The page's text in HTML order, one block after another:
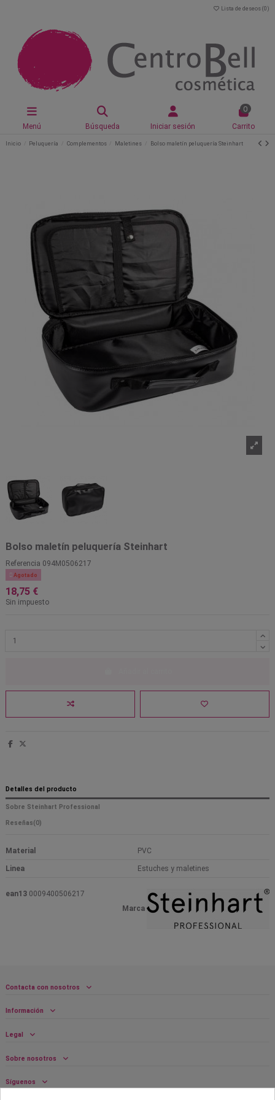
Lista de deseos (0 )
Menú Búsqueda Iniciar sesión
0
Carrito
Inicio Peluquería Complementos Maletines Bolso maletín peluquería Steinhart
Bolso maletín peluquería Steinhart
Referencia 094M0506217
 Agotado
18,75 €
Sin impuesto
Detalles del producto
Sobre Steinhart Professional
Reseñas(0)
Material PVC
Linea Estuches y maletines
Marca
ean13 0009400506217
Contacta con nosotros
Información
Legal
Sobre nosotros
Síguenos